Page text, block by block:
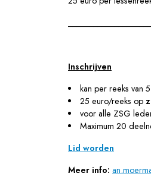
Inschrijven
kan per reeks van
25 euro/reeks op
voor alle ZSG
Maximum 20
Lid worden
Meer info: